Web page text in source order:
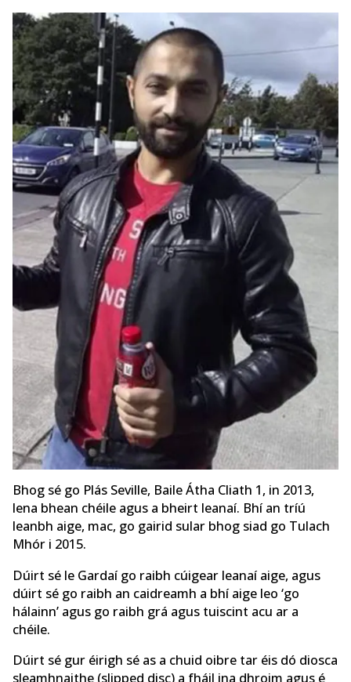
Bhog sé go Plás Seville, Baile Átha Cliath 1, in 2013,
lena bhean chéile agus a bheirt leanaí. Bhí an tríú
leanbh aige, mac, go gairid sular bhog siad go Tulach
Mhór i 2015.
Dúirt sé le Gardaí go raibh cúigear leanaí aige, agus
dúirt sé go raibh an caidreamh a bhí aige leo ‘go
hálainn’ agus go raibh grá agus tuiscint acu ar a
chéile.
Dúirt sé gur éirigh sé as a chuid oibre tar éis dó diosca
sleamhnaithe (slipped disc) a fháil ina dhroim agus é